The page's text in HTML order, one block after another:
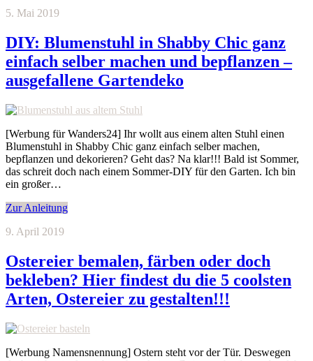
5. Mai 2019
DIY: Blumenstuhl in Shabby Chic ganz
einfach selber machen und bepflanzen –
ausgefallene Gartendeko
[Werbung für Wanders24] Ihr wollt aus einem alten Stuhl einen
Blumenstuhl in Shabby Chic ganz einfach selber machen,
bepflanzen und dekorieren? Geht das? Na klar!!! Bald ist Sommer,
das schreit doch nach einem Sommer-DIY für den Garten. Ich bin
ein großer…
Zur Anleitung
9. April 2019
Ostereier bemalen, färben oder doch
bekleben? Hier findest du die 5 coolsten
Arten, Ostereier zu gestalten!!!
[Werbung Namensnennung] Ostern steht vor der Tür. Deswegen